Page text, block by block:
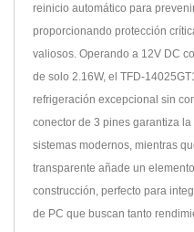
reinicio automático para
proporcionando protección
valiosos. Operando a 12V DC
de solo 2.16W, el TFD-
refrigeración excepcional sin
conector de 3 pines garantiza
sistemas modernos, mientras
transparente añade un
construcción, perfecto para
de PC que buscan tanto